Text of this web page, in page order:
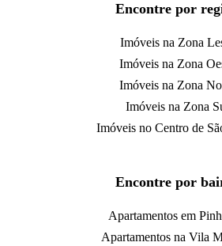
Encontre por
Imóveis na Zona
Imóveis na Zona
Imóveis na Zona
Imóveis na Zona
Imóveis no Centro de
Encontre por
Apartamentos em
Apartamentos na Vila